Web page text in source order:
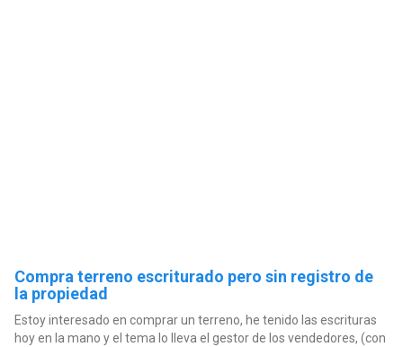
Compra terreno escriturado pero sin registro de
la propiedad
Estoy interesado en comprar un terreno, he tenido las escrituras
hoy en la mano y el tema lo lleva el gestor de los vendedores, (con